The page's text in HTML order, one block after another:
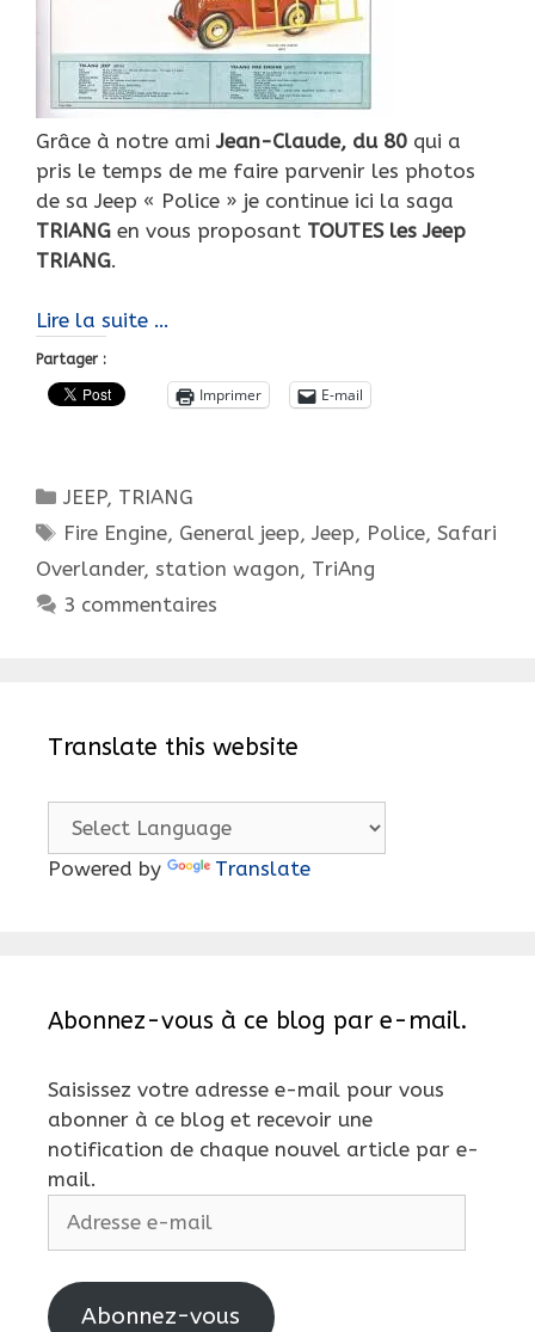
Grâce à notre amiJean-Claude, du 80 qui a
pris le temps de me faire parvenir les photos
de sa Jeep « Police » je continue ici la saga
TRIANG en vous proposant TOUTES les Jeep
TRIANG.
Lire la suite …
TRI-
ANG…
"JEEP".
Partager :
Imprimer E-mail
Catégories
JEEP, TRIANG
Étiquettes
Fire Engine, General jeep,Jeep, Police,Safari
Overlander, station wagon, TriAng
3 commentaires
Translate this website
Powered by Translate
Abonnez-vous à ce blog par e-mail.
Saisissez votre adresse e-mail pour vous
abonner à ce blog et recevoir une
notification de chaque nouvel article par e-
mail.
Abonnez-vous